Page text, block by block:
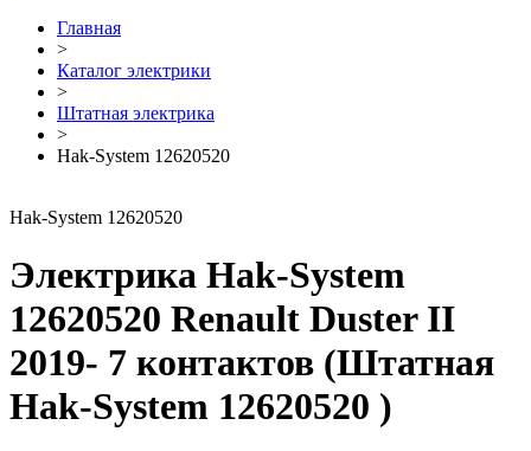
Главная
>
Каталог электрики
>
Штатная электрика
>
Hak-System 12620520
Hak-System 12620520
Электрика Hak-System
12620520 Renault Duster II
2019- 7 контактов (Штатная
Hak-System 12620520 )